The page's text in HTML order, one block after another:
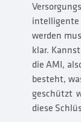
werden
klar.
die AMI,
besteht,
geschützt
diese